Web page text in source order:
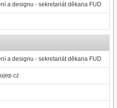
a designu - sekretariát děkana FUD
a designu - sekretariát děkana FUD